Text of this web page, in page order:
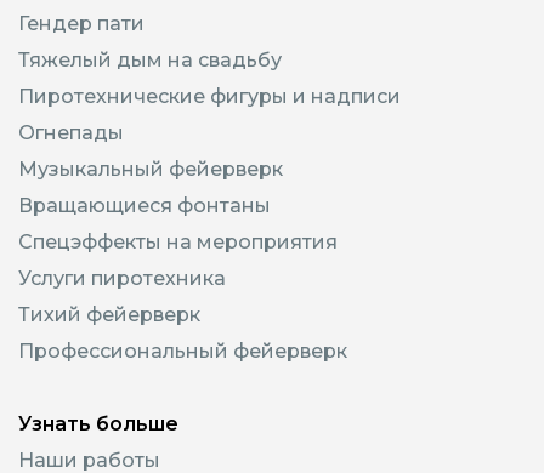
Гендер пати
Тяжелый дым на свадьбу
Пиротехнические фигуры и надписи
Огнепады
Музыкальный фейерверк
Вращающиеся фонтаны
Спецэффекты на мероприятия
Услуги пиротехника
Тихий фейерверк
Профессиональный фейерверк
Узнать больше
Наши работы